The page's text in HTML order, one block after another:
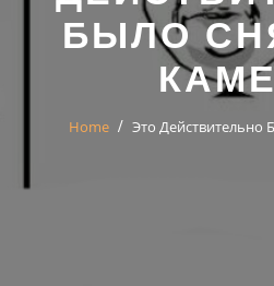
БЫЛО
Home Это Действительно